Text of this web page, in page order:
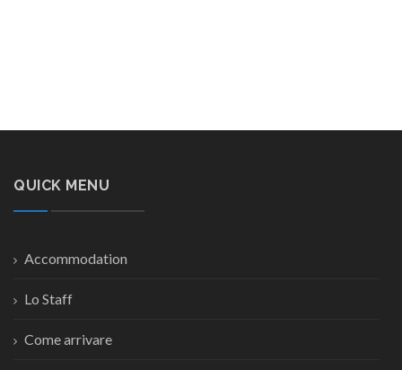
QUICK MENU
Accommodation
Lo Staff
Come arrivare